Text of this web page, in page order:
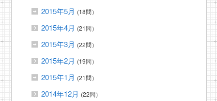
2015年5月 (18問）
2015年4月 (21問）
2015年3月 (22問）
2015年2月 (19問）
2015年1月 (21問）
2014年12月 (22問）